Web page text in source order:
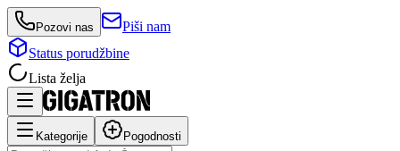
Pozovi nas
Piši nam
Status porudžbine
Lista želja
Kategorije Pogodnosti